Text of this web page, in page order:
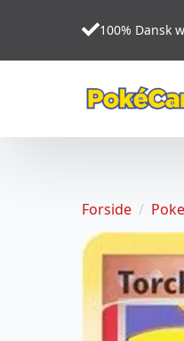
100% Dansk
Forside